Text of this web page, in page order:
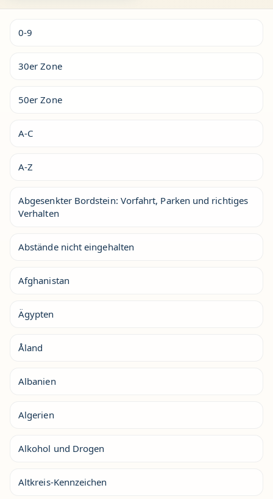
0-9
30er Zone
50er Zone
A-C
A-Z
Abgesenkter Bordstein: Vorfahrt, Parken und richtiges
Verhalten
Abstände nicht eingehalten
Afghanistan
Ägypten
Åland
Albanien
Algerien
Alkohol und Drogen
Altkreis-Kennzeichen